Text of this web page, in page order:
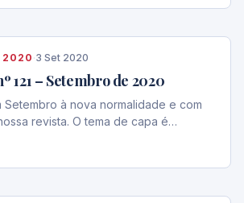
2020 ·3 Set 2020
121 – Setembro de 2020
Setembro à nova normalidade e com
revista. O tema de capa é…